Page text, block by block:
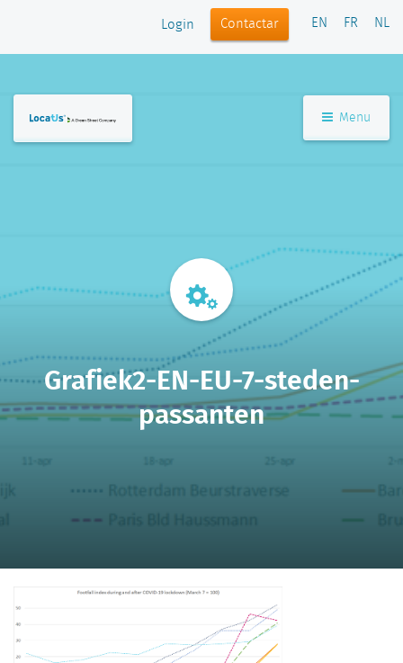
Login Contactar EN FR NL
Menu
Grafiek2-EN-EU-7-steden-
passanten